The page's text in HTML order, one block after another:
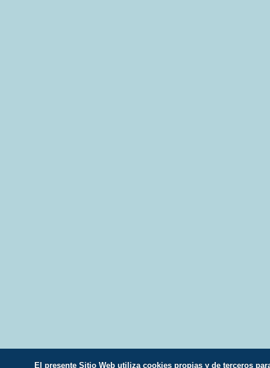
El presente Sitio Web utiliza cookies propias y de terceros